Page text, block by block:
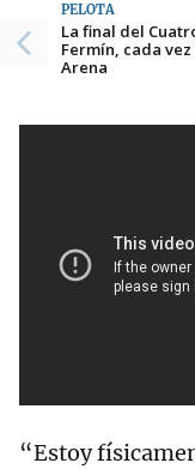
PELOTA
La final del
Fermín, cada
Arena
“Estoy